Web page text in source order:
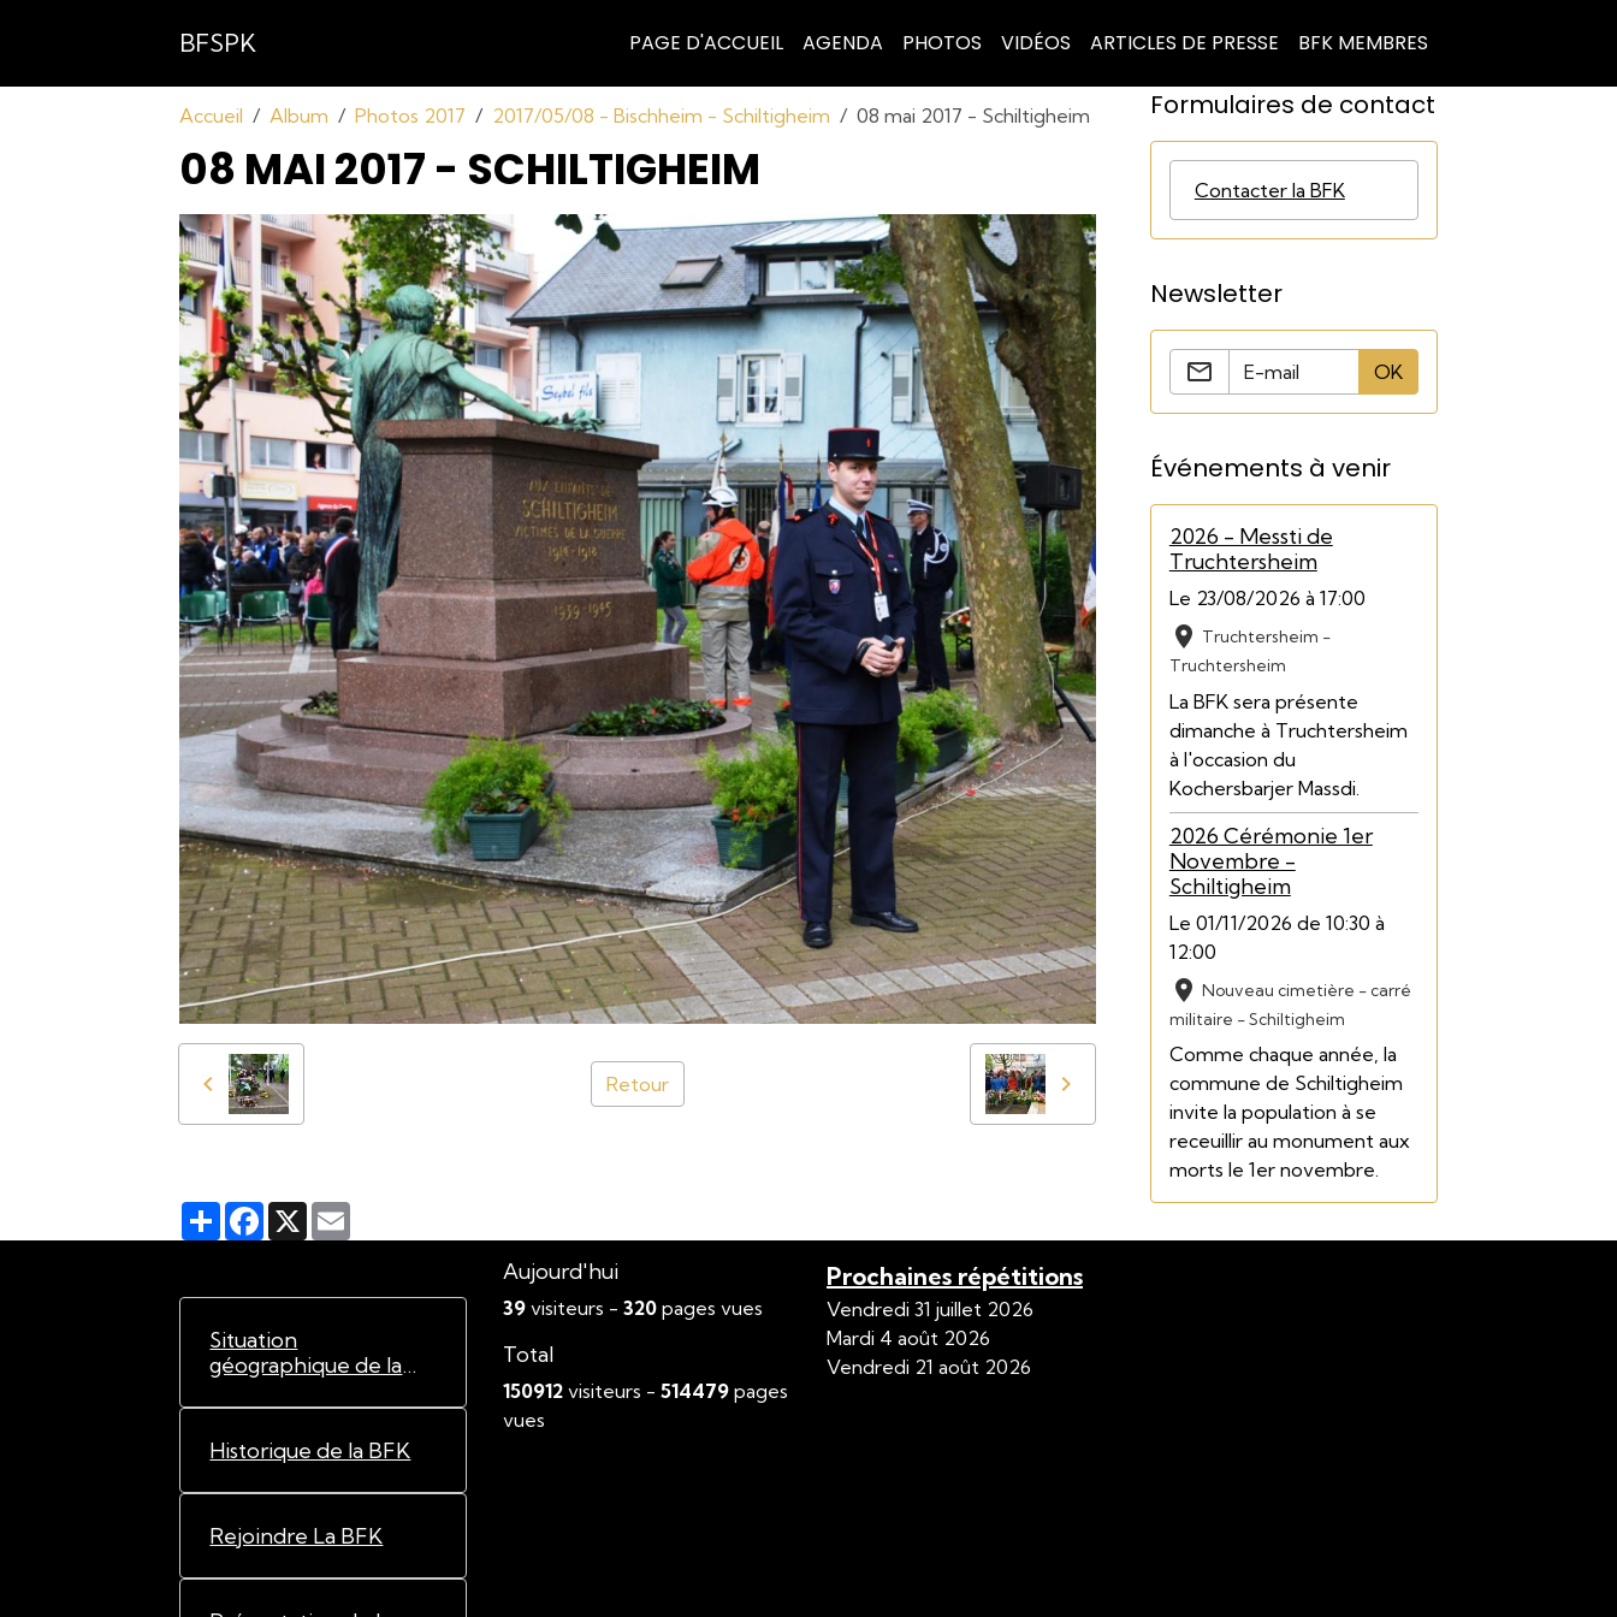
BFSPK PAGE D'ACCUEIL AGENDA PHOTOS VIDÉOS ARTICLES DE PRESSE BFK MEMBRES
Accueil Album Photos 2017 2017/05/08 - Bischheim - Schiltigheim 08 mai 2017 - Schiltigheim
08 MAI 2017 - SCHILTIGHEIM
Retour
PartagerFacebook
X
Formulaires de contact
Contacter la BFK
Newsletter
OK
Événements à venir
2026 - Messti de
Truchtersheim
Le 23/08/2026 à 17:00
Truchtersheim -
Truchtersheim
La BFK sera présente
dimanche à Truchtersheim
à l'occasion du
Kochersbarjer Massdi.
2026 Cérémonie 1er
Novembre -
Schiltigheim
Le 01/11/2026 de 10:30 à
12:00
Nouveau cimetière - carré
militaire - Schiltigheim
Comme chaque année, la
commune de Schiltigheim
invite la population à se
receuillir au monument aux
morts le 1er novembre.
Situation
géographique de la
Historique de la BFK
Rejoindre La BFK
Aujourd'hui
39 visiteurs -320 pages vues
Total
150912 visiteurs -514479 pages
vues
Prochaines répétitions
Vendredi 31 juillet 2026
Mardi 4 août 2026
Vendredi 21 août 2026